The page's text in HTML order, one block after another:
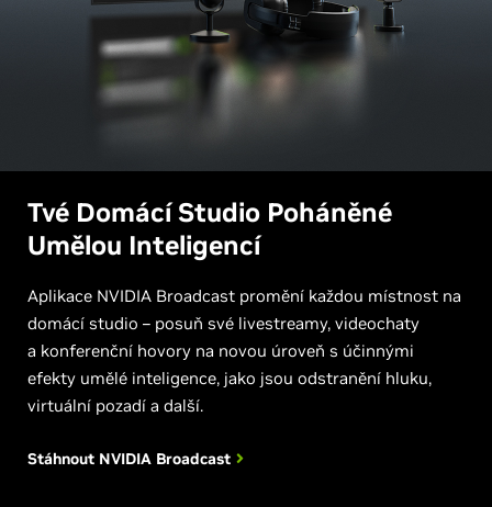
Tvé Domácí Studio Poháněné
Umělou Inteligencí
Aplikace NVIDIA Broadcast promění každou místnost na
domácí studio – posuň své livestreamy, videochaty
a konferenční hovory na novou úroveň s účinnými
efekty umělé inteligence, jako jsou odstranění hluku,
virtuální pozadí a další.
Stáhnout NVIDIA Broadcast